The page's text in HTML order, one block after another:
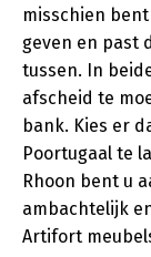
misschien
geven en past
tussen. In
afscheid te
bank. Kies er
Poortugaal te
Rhoon bent u
ambachtelijk
Artifort